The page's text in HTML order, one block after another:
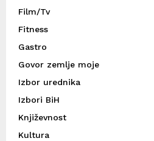
Film/Tv
Fitness
Gastro
Govor zemlje moje
Izbor urednika
Izbori BiH
Književnost
Kultura